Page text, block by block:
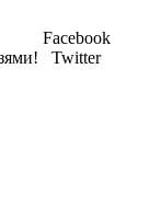
Facebook
Twitter